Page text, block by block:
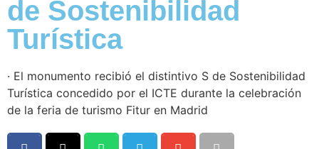
de Sostenibilidad
Turística
· El monumento recibió el distintivo S de Sostenibilidad
Turística concedido por el ICTE durante la celebración
de la feria de turismo Fitur en Madrid